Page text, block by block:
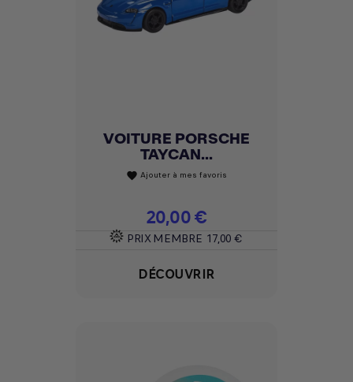
VOITURE PORSCHE
TAYCAN...
favorite Ajouter à mes favoris
Prix
20,00 €
PRIX MEMBRE 17,00 €
DÉCOUVRIR